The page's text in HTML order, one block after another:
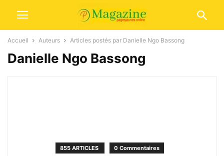
Accueil Auteurs Articles postés par Danielle Ngo Bassong
Danielle Ngo Bassong
855 ARTICLES 0 Commentaires